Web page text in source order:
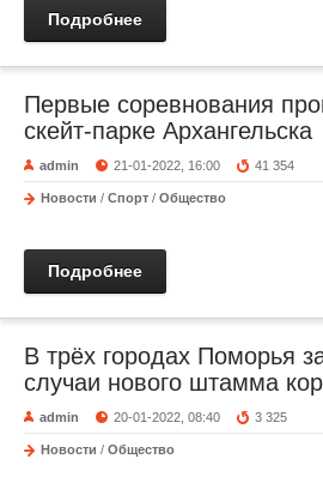
Подробнее
Первые соревнования
скейт-парке Архангельска
admin 21-01-2022, 16:00 41 354
Новости / Спорт / Общество
Подробнее
В трёх городах Поморья
случаи нового штамма
admin 20-01-2022, 08:40 3 325
Новости / Общество